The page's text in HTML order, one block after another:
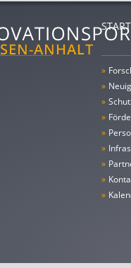
START
»
»
»
»
»
»
»
»
»